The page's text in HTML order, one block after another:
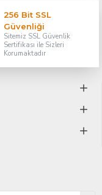
256 Bit SSL
Güvenliği
Sitemiz SSL Güvenlik
Sertifikası ile Sizleri
Korumaktadır